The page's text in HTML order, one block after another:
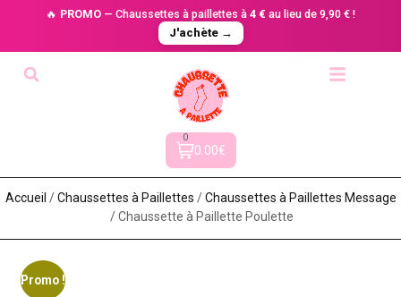
🔥 PROMO — Chaussettes à paillettes à 4 € au lieu de 9,90 € !
J'achète →
0
0.00€
Accueil /Chaussettes à Paillette​s /Chaussettes à Paillettes Message​
/ Chaussette à Paillette Poulette
Promo !